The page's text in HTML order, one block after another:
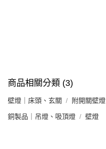
商品相關分類 (3)
壁燈｜床頭、玄關 附開關壁燈
銅製品｜吊燈、吸頂燈 壁燈